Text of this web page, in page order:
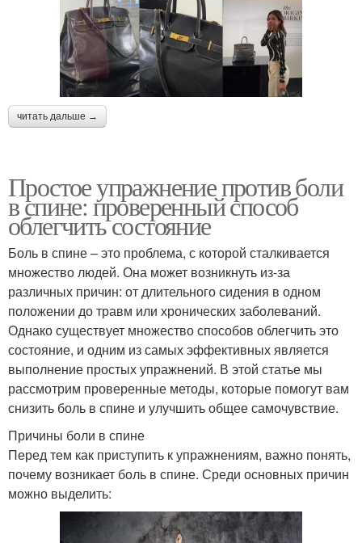
читать дальше →
Простое упражнение против боли
в спине: проверенный способ
облегчить состояние
Боль в спине – это проблема, с которой сталкивается
множество людей. Она может возникнуть из-за
различных причин: от длительного сидения в одном
положении до травм или хронических заболеваний.
Однако существует множество способов облегчить это
состояние, и одним из самых эффективных является
выполнение простых упражнений. В этой статье мы
рассмотрим проверенные методы, которые помогут вам
снизить боль в спине и улучшить общее самочувствие.
Причины боли в спине
Перед тем как приступить к упражнениям, важно понять,
почему возникает боль в спине. Среди основных причин
можно выделить: